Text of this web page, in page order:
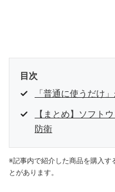
目次
「普通に使うだけ
【まとめ】ソフト
防衛
※記事内で紹介した商品を購入す
とがあります。